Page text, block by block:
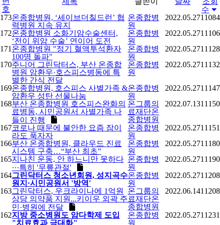
호
수
173온종합병원, ‘세이브더칠드런’ 협
력병원 지속 유지
온종합병
원
2022.05.2711084
172온종합병원 소화기암수술센터,
‘전이 위암 수술’ 연이어 도전
온종합병
원
2022.05.2711106
171 온종합병원 "정기 혈액투석환자
100명 돌파"
온종합병
원
2022.05.2711128
170주니어 그린닥터스, 부산 온종합
병원 암환우·호스피스병동에 특
별한 간식 전달
온종합병
원
2022.05.2711132
169온종합병원, 호스피스 사별가족 &
암환우 성탄 선물나눔
온종합병
원
2022.05.2711147
168부산 온종합병원 호스피스완화의
료병동, 시민공원서 사별가족 나
들이 진행
온그룹의
료재단온
종합병원
2022.07.1311150
167코로나 때문에 불안한 요즘 잠이
라도 푹자자
온종합병
원
2022.05.2711151
166부산 온종합병원, 클라우드 진료
시스템 구축…“부산 최초”
온종합병
원
2022.05.2711180
165지나친 운동, 안 하느니만 못하다
···특히 '무릎관절'
온종합병
원
2022.05.2711190
164그린닥터스 청소년회원, 성지곡수
원지·시민공원서 '방역'
온종합병
원
2022.05.2711208
163그린닥터스, 우크라이나에 1억원
상당 의약품 지원...키이우 외곽 주
민·병원에 전달
온그룹의
료재단온
종합병원
2022.06.1411208
162지방 중소병원도 암다학제 도입
"치료효과 극대화"
온종합병
원
2022.05.2711231